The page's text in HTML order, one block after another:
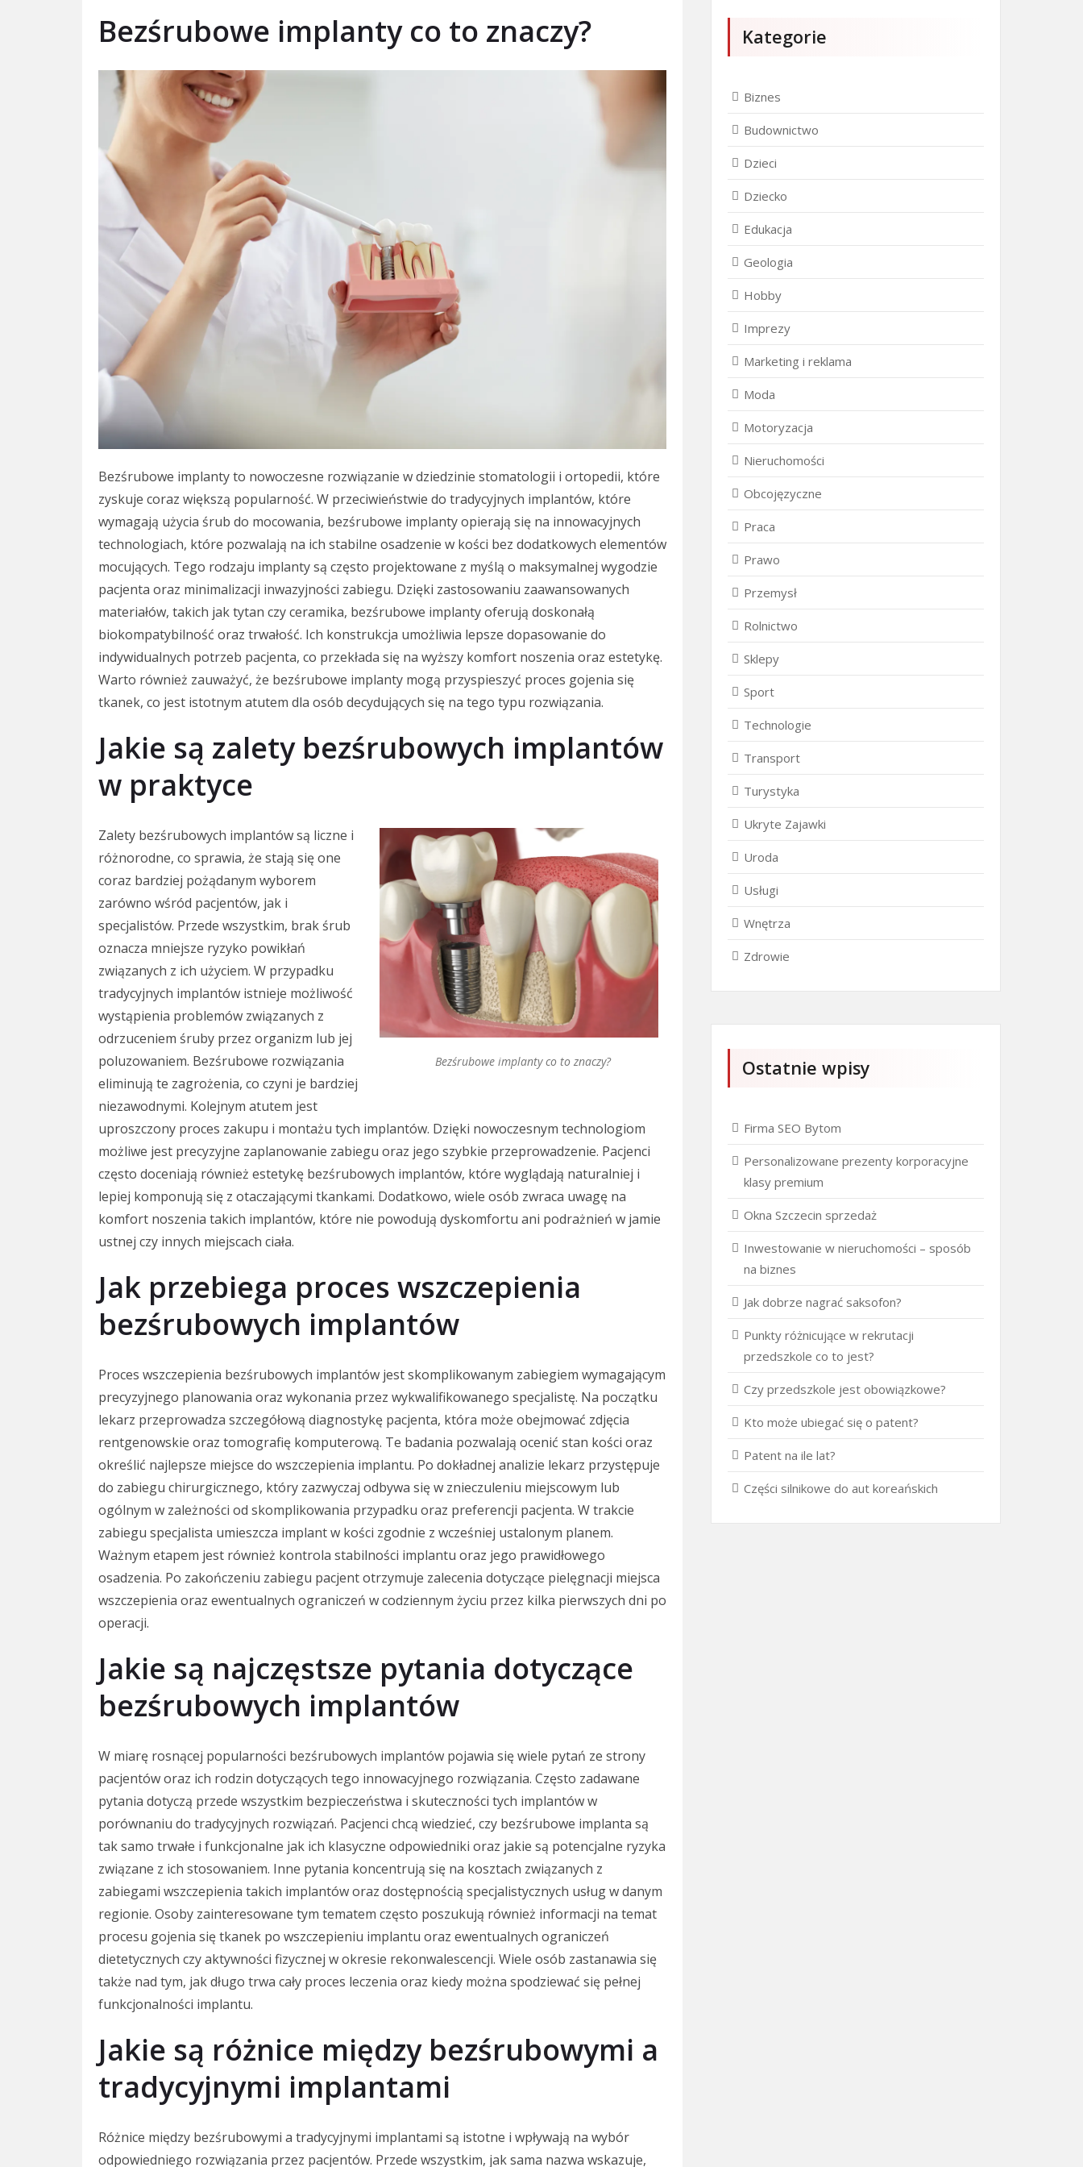
Bezśrubowe implanty co to znaczy?
Bezśrubowe implanty to nowoczesne rozwiązanie w dziedzinie stomatologii i ortopedii, które
zyskuje coraz większą popularność. W przeciwieństwie do tradycyjnych implantów, które
wymagają użycia śrub do mocowania, bezśrubowe implanty opierają się na innowacyjnych
technologiach, które pozwalają na ich stabilne osadzenie w kości bez dodatkowych elementów
mocujących. Tego rodzaju implanty są często projektowane z myślą o maksymalnej wygodzie
pacjenta oraz minimalizacji inwazyjności zabiegu. Dzięki zastosowaniu zaawansowanych
materiałów, takich jak tytan czy ceramika, bezśrubowe implanty oferują doskonałą
biokompatybilność oraz trwałość. Ich konstrukcja umożliwia lepsze dopasowanie do
indywidualnych potrzeb pacjenta, co przekłada się na wyższy komfort noszenia oraz estetykę.
Warto również zauważyć, że bezśrubowe implanty mogą przyspieszyć proces gojenia się
tkanek, co jest istotnym atutem dla osób decydujących się na tego typu rozwiązania.
Jakie są zalety bezśrubowych implantów
w praktyce
Bezśrubowe implanty co to znaczy?
Zalety bezśrubowych implantów są liczne i
różnorodne, co sprawia, że stają się one
coraz bardziej pożądanym wyborem
zarówno wśród pacjentów, jak i
specjalistów. Przede wszystkim, brak śrub
oznacza mniejsze ryzyko powikłań
związanych z ich użyciem. W przypadku
tradycyjnych implantów istnieje możliwość
wystąpienia problemów związanych z
odrzuceniem śruby przez organizm lub jej
poluzowaniem. Bezśrubowe rozwiązania
eliminują te zagrożenia, co czyni je bardziej
niezawodnymi. Kolejnym atutem jest
uproszczony proces zakupu i montażu tych implantów. Dzięki nowoczesnym technologiom
możliwe jest precyzyjne zaplanowanie zabiegu oraz jego szybkie przeprowadzenie. Pacjenci
często doceniają również estetykę bezśrubowych implantów, które wyglądają naturalniej i
lepiej komponują się z otaczającymi tkankami. Dodatkowo, wiele osób zwraca uwagę na
komfort noszenia takich implantów, które nie powodują dyskomfortu ani podrażnień w jamie
ustnej czy innych miejscach ciała.
Jak przebiega proces wszczepienia
bezśrubowych implantów
Proces wszczepienia bezśrubowych implantów jest skomplikowanym zabiegiem wymagającym
precyzyjnego planowania oraz wykonania przez wykwalifikowanego specjalistę. Na początku
lekarz przeprowadza szczegółową diagnostykę pacjenta, która może obejmować zdjęcia
rentgenowskie oraz tomografię komputerową. Te badania pozwalają ocenić stan kości oraz
określić najlepsze miejsce do wszczepienia implantu. Po dokładnej analizie lekarz przystępuje
do zabiegu chirurgicznego, który zazwyczaj odbywa się w znieczuleniu miejscowym lub
ogólnym w zależności od skomplikowania przypadku oraz preferencji pacjenta. W trakcie
zabiegu specjalista umieszcza implant w kości zgodnie z wcześniej ustalonym planem.
Ważnym etapem jest również kontrola stabilności implantu oraz jego prawidłowego
osadzenia. Po zakończeniu zabiegu pacjent otrzymuje zalecenia dotyczące pielęgnacji miejsca
wszczepienia oraz ewentualnych ograniczeń w codziennym życiu przez kilka pierwszych dni po
operacji.
Jakie są najczęstsze pytania dotyczące
bezśrubowych implantów
W miarę rosnącej popularności bezśrubowych implantów pojawia się wiele pytań ze strony
pacjentów oraz ich rodzin dotyczących tego innowacyjnego rozwiązania. Często zadawane
pytania dotyczą przede wszystkim bezpieczeństwa i skuteczności tych implantów w
porównaniu do tradycyjnych rozwiązań. Pacjenci chcą wiedzieć, czy bezśrubowe implanta są
tak samo trwałe i funkcjonalne jak ich klasyczne odpowiedniki oraz jakie są potencjalne ryzyka
związane z ich stosowaniem. Inne pytania koncentrują się na kosztach związanych z
zabiegami wszczepienia takich implantów oraz dostępnością specjalistycznych usług w danym
regionie. Osoby zainteresowane tym tematem często poszukują również informacji na temat
procesu gojenia się tkanek po wszczepieniu implantu oraz ewentualnych ograniczeń
dietetycznych czy aktywności fizycznej w okresie rekonwalescencji. Wiele osób zastanawia się
także nad tym, jak długo trwa cały proces leczenia oraz kiedy można spodziewać się pełnej
funkcjonalności implantu.
Jakie są różnice między bezśrubowymi a
tradycyjnymi implantami
Różnice między bezśrubowymi a tradycyjnymi implantami są istotne i wpływają na wybór
odpowiedniego rozwiązania przez pacjentów. Przede wszystkim, jak sama nazwa wskazuje,
Kategorie
Biznes
Budownictwo
Dzieci
Dziecko
Edukacja
Geologia
Hobby
Imprezy
Marketing i reklama
Moda
Motoryzacja
Nieruchomości
Obcojęzyczne
Praca
Prawo
Przemysł
Rolnictwo
Sklepy
Sport
Technologie
Transport
Turystyka
Ukryte Zajawki
Uroda
Usługi
Wnętrza
Zdrowie
Ostatnie wpisy
Firma SEO Bytom
Personalizowane prezenty korporacyjne
klasy premium
Okna Szczecin sprzedaż
Inwestowanie w nieruchomości – sposób
na biznes
Jak dobrze nagrać saksofon?
Punkty różnicujące w rekrutacji
przedszkole co to jest?
Czy przedszkole jest obowiązkowe?
Kto może ubiegać się o patent?
Patent na ile lat?
Części silnikowe do aut koreańskich